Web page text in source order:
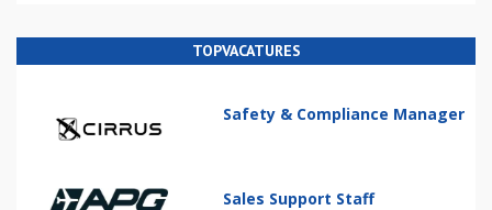
TOPVACATURES
Safety & Compliance Manager
Sales Support Staff